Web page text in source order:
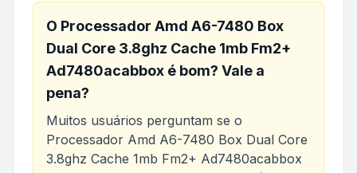
O Processador Amd A6-7480 Box
Dual Core 3.8ghz Cache 1mb Fm2+
Ad7480acabbox é bom? Vale a
pena?
Muitos usuários perguntam se o
Processador Amd A6-7480 Box Dual Core
3.8ghz Cache 1mb Fm2+ Ad7480acabbox